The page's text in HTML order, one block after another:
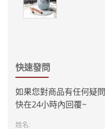
快速發問
如果您對商品有任何疑
快在24小時內回覆~
姓名: